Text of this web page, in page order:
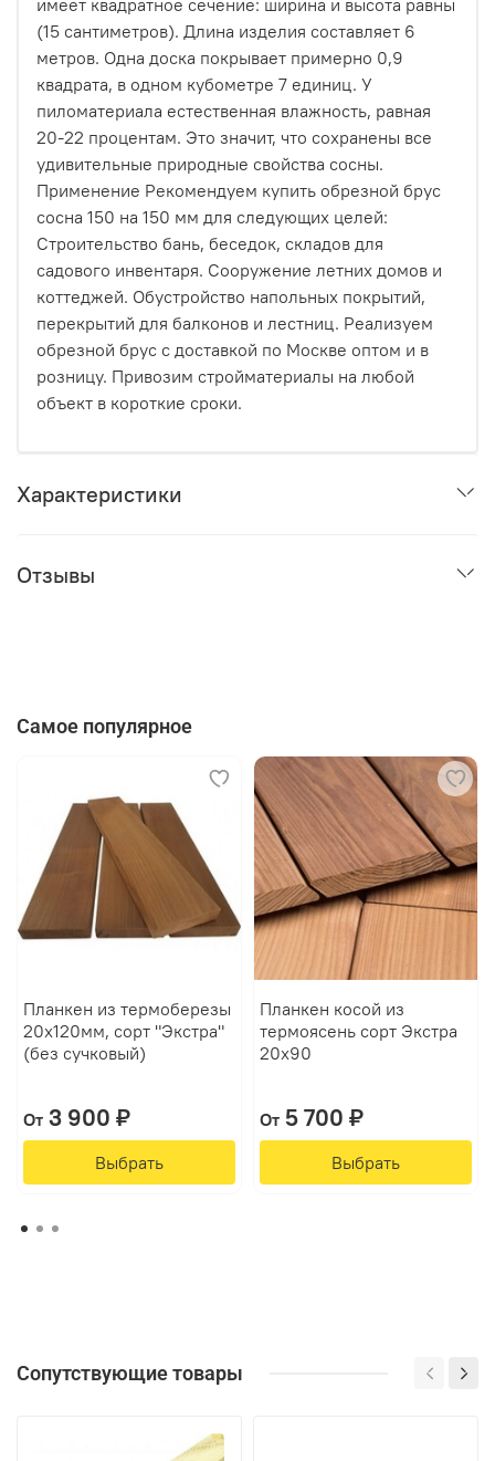
только чистый, современный дизайн.
Как это работает на практике?
Процесс максимально прост:
Вы выбираете доски из нашей линейки
термодревесины HARDRET.
Заказываете комплект «БлицПланк», подходящий
под вашу задачу (для фасада с шагом
направляющих 60 см или для террасы с шагом 50
см).
Монтируете. Первая доска фиксируется стартовым
крепежом, последующие просто защелкиваются
паз в паз и прикручиваются скрытым крепежом
и никаких лишних движений.
имеет квадратное сечение: ширина и высота равны
(15 сантиметров). Длина изделия составляет 6
метров. Одна доска покрывает примерно 0,9
квадрата, в одном кубометре 7 единиц. У
пиломатериала естественная влажность, равная
20-22 процентам. Это значит, что сохранены все
удивительные природные свойства сосны.
Применение Рекомендуем купить обрезной брус
сосна 150 на 150 мм для следующих целей:
Строительство бань, беседок, складов для
садового инвентаря. Сооружение летних домов и
коттеджей. Обустройство напольных покрытий,
перекрытий для балконов и лестниц. Реализуем
обрезной брус с доставкой по Москве оптом и в
розницу. Привозим стройматериалы на любой
объект в короткие сроки.
Характеристики
Отзывы
Самое популярное
Планкен из термоберезы
20х120мм, сорт "Экстра"
(без сучковый)
От3 900 ₽
Выбрать
Планкен косой из
термоясень сорт Экстра
20х90
От5 700 ₽
Выбрать
Сопутствующие товары